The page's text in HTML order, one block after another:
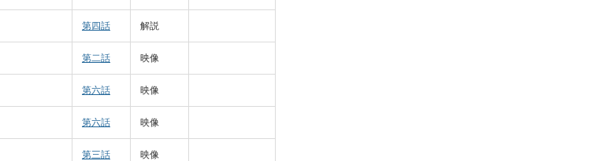
第四話 解説
第二話 映像
第六話 映像
第六話 映像
第三話 映像